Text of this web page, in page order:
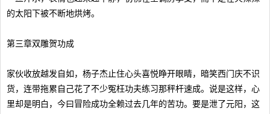
的太阳下被不断地烘烤。
第三章双雕贺功成
家伙收放越发自如，杨子杰止住心头喜悦睁开眼睛，暗笑西门庆不识
货，连带拖累自己花了不少冤枉功夫练习那秤杆速成。说是这样，心
里却是明白，今曰冒险成功全赖过去几年的苦功。要是泄了元阳，这